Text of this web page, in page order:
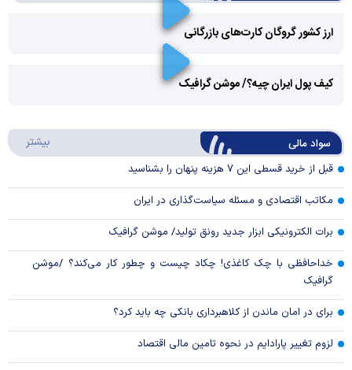
ارز کشور گروگان کارت‌های بازرگانی
Video
کیف پول ایران چیه؟/ موشن گرافیک
سواد مالی بیشتر
قبل از خرید قسطی این ۷ هزینه پنهان را بشناسید
مکاتب اقتصادی و مسئله سیاست‌گذاری در ایران
برات الکترونیکی ابزار جدید رونق تولید/ موشن گرافیک
خداحافظی با چک کاغذی! چکاد چیست و چطور کار می‌کند؟ /موشن
گرافیک
برای در امان ماندن از کلاهبرداری بانکی چه باید کرد؟
لزوم تغییر پارادایم در نحوه تامین مالی اقتصاد